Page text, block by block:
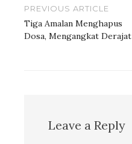
Post
navigation
PREVIOUS ARTICLE
Tiga Amalan Menghapus
Dosa, Mengangkat Derajat
Leave a Reply